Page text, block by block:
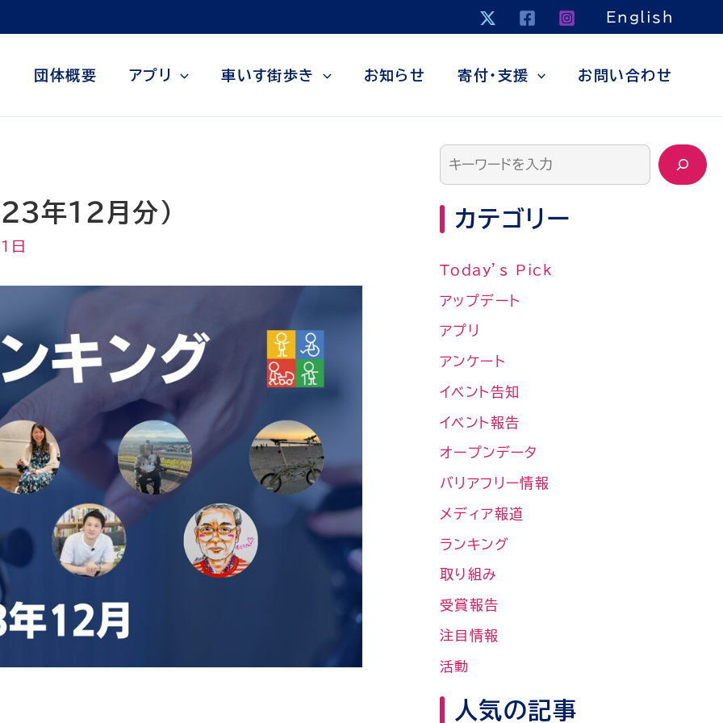
English
団体概要 アプリ 車いす街歩き お知らせ 寄付・支援 お問い合わせ
年12月分）
日
カテゴリー
Today’s Pick
アップデート
アプリ
アンケート
イベント告知
イベント報告
オープンデータ
バリアフリー情報
メディア報道
ランキング
取り組み
受賞報告
注目情報
活動
人気の記事